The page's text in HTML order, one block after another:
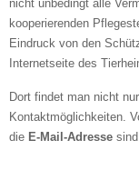
E-Mail-
nicht unbedingt alle
kooperierenden
Eindruck von den
Internetseite des
Dort findet man nicht
Kontaktmöglichkeiten.
die E-Mail-Adresse